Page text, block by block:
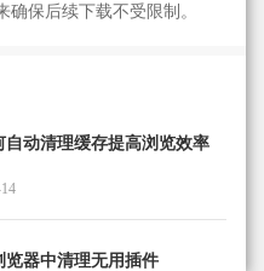
确保后续下载不受限制。
自动清理缓存提高浏览效率
览器中清理无用插件